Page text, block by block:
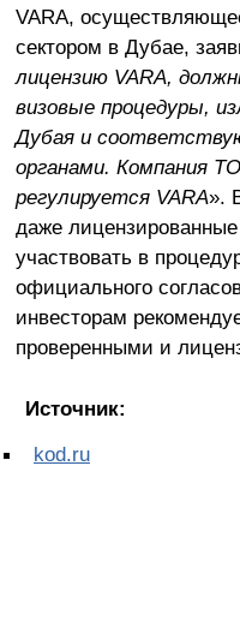
VARA,
сектором в Дубае,
лицензию VARA,
визовые процедуры,
Дубая и
органами. Компания
регулируется VARA».
даже
участвовать в
официального
инвесторам
проверенными и
Источник:
kod.ru